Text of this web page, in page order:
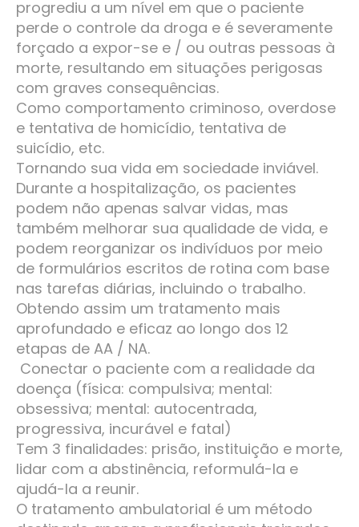
progrediu a um nível em que o paciente
perde o controle da droga e é severamente
forçado a expor-se e / ou outras pessoas à
morte, resultando em situações perigosas
com graves consequências.
Como comportamento criminoso, overdose
e tentativa de homicídio, tentativa de
suicídio, etc.
Tornando sua vida em sociedade inviável.
Durante a hospitalização, os pacientes
podem não apenas salvar vidas, mas
também melhorar sua qualidade de vida, e
podem reorganizar os indivíduos por meio
de formulários escritos de rotina com base
nas tarefas diárias, incluindo o trabalho.
Obtendo assim um tratamento mais
aprofundado e eficaz ao longo dos 12
etapas de AA / NA.
Conectar o paciente com a realidade da
doença (física: compulsiva; mental:
obsessiva; mental: autocentrada,
progressiva, incurável e fatal)
Tem 3 finalidades: prisão, instituição e morte,
lidar com a abstinência, reformulá-la e
ajudá-la a reunir.
O tratamento ambulatorial é um método